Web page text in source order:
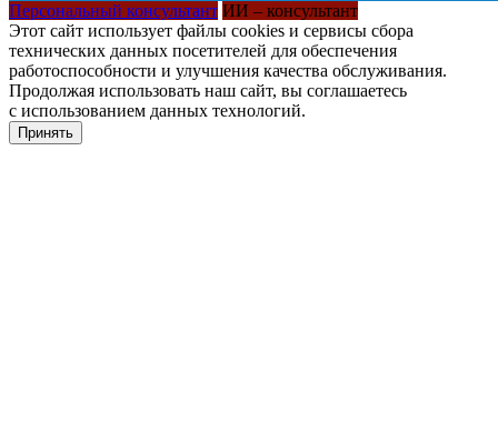
Персональный консультант ИИ – консультант
Этот сайт использует файлы cookies и сервисы сбора
технических данных посетителей для обеспечения
работоспособности и улучшения качества обслуживания.
Продолжая использовать наш сайт, вы соглашаетесь
с использованием данных технологий.
Принять